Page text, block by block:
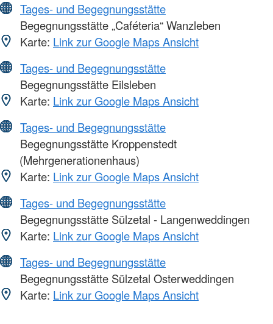
Tages- und Begegnungsstätte
Begegnungsstätte „Caféteria“ Wanzleben
Karte: Link zur Google Maps Ansicht
Tages- und Begegnungsstätte
Begegnungsstätte Eilsleben
Karte: Link zur Google Maps Ansicht
Tages- und Begegnungsstätte
Begegnungsstätte Kroppenstedt
(Mehrgenerationenhaus)
Karte: Link zur Google Maps Ansicht
Tages- und Begegnungsstätte
Begegnungsstätte Sülzetal - Langenweddingen
Karte: Link zur Google Maps Ansicht
Tages- und Begegnungsstätte
Begegnungsstätte Sülzetal Osterweddingen
Karte: Link zur Google Maps Ansicht